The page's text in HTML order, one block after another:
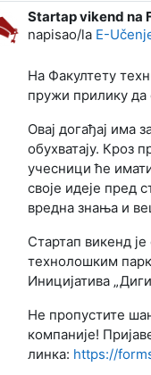
Startap vikend na
napisao/la E-
Broj odgovora: 0
На Факултету
пружи прилику
Овај догађај има
обухватају. Кроз
учесници ће
своје идеје пред
вредна знања и
Стартап викенд
технолошким
Иницијатива
Не пропустите
компаније!
линка: https://